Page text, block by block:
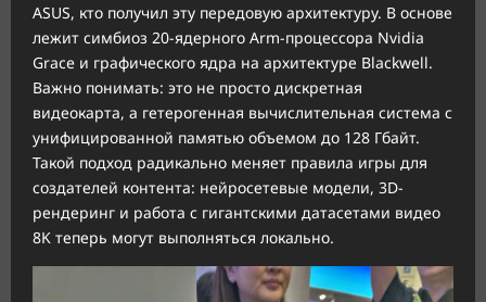
ASUS, кто получил эту передовую архитектуру. В основе
лежит симбиоз 20-ядерного Arm-процессора Nvidia
Grace и графического ядра на архитектуре Blackwell.
Важно понимать: это не просто дискретная
видеокарта, а гетерогенная вычислительная система с
унифицированной памятью объемом до 128 Гбайт.
Такой подход радикально меняет правила игры для
создателей контента: нейросетевые модели, 3D-
рендеринг и работа с гигантскими датасетами видео
8K теперь могут выполняться локально.